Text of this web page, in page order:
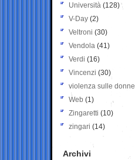
Università (128)
V-Day (2)
Veltroni (30)
Vendola (41)
Verdi (16)
Vincenzi (30)
violenza sulle donne
Web (1)
Zingaretti (10)
zingari (14)
Archivi